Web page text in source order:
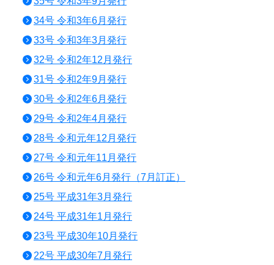
34号 令和3年6月発行
33号 令和3年3月発行
32号 令和2年12月発行
31号 令和2年9月発行
30号 令和2年6月発行
29号 令和2年4月発行
28号 令和元年12月発行
27号 令和元年11月発行
26号 令和元年6月発行（7月訂正）
25号 平成31年3月発行
24号 平成31年1月発行
23号 平成30年10月発行
22号 平成30年7月発行